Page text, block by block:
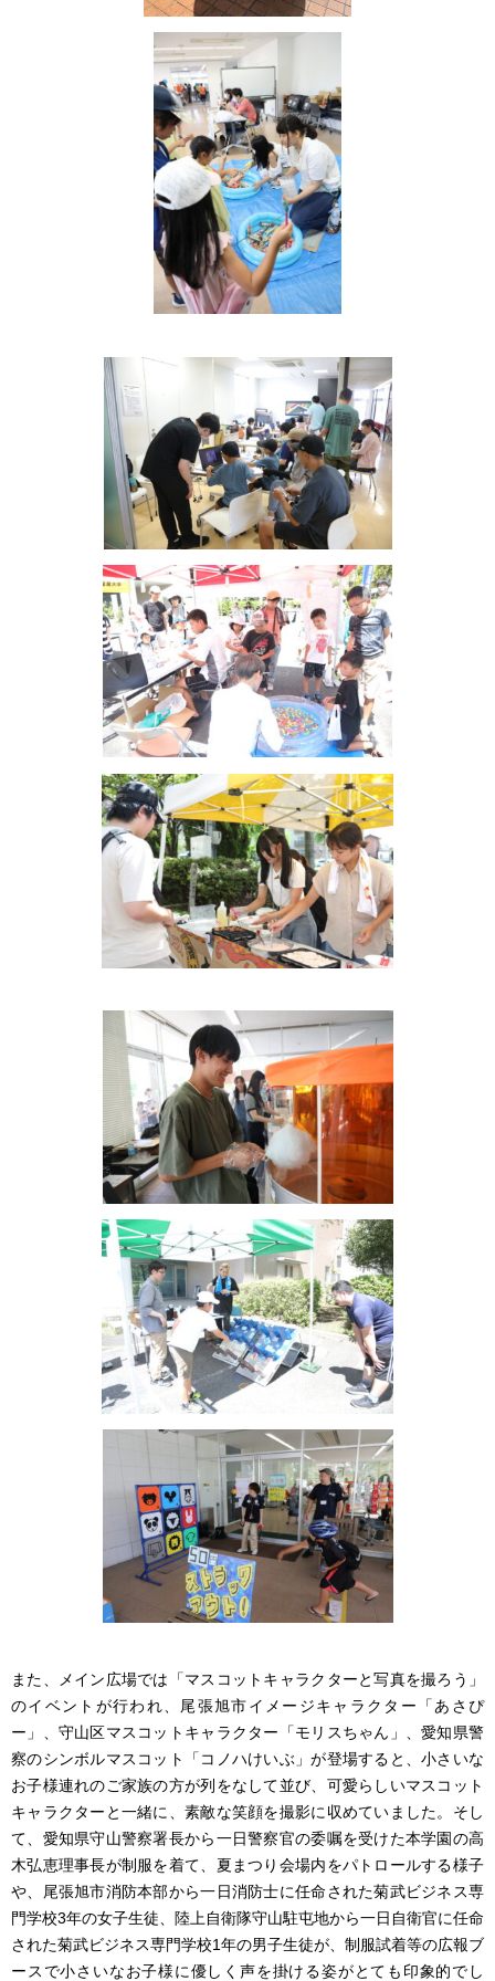
また、メイン広場では「マスコットキャラクターと写真を撮ろう」
のイベントが行われ、尾張旭市イメージキャラクター「あさぴ
ー」、守山区マスコットキャラクター「モリスちゃん」、愛知県警
察のシンボルマスコット「コノハけいぶ」が登場すると、小さいな
お子様連れのご家族の方が列をなして並び、可愛らしいマスコット
キャラクターと一緒に、素敵な笑顔を撮影に収めていました。そし
て、愛知県守山警察署長から一日警察官の委嘱を受けた本学園の高
木弘恵理事長が制服を着て、夏まつり会場内をパトロールする様子
や、尾張旭市消防本部から一日消防士に任命された菊武ビジネス専
門学校3年の女子生徒、陸上自衛隊守山駐屯地から一日自衛官に任命
された菊武ビジネス専門学校1年の男子生徒が、制服試着等の広報ブ
ースで小さいなお子様に優しく声を掛ける姿がとても印象的でし